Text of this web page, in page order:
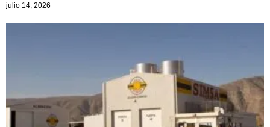
julio 14, 2026